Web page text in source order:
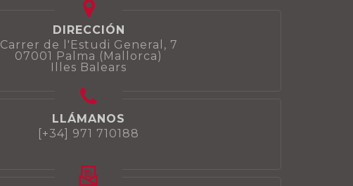
DIRECCIÓN
Carrer de l'Estudi General, 7
07001 Palma (Mallorca)
Illes Balears
LLÁMANOS
[+34] 971 710188